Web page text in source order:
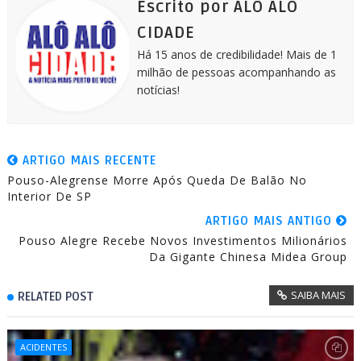
m
Escrito por ALÔ ALÔ
CIDADE
Há 15 anos de credibilidade! Mais de 1
milhão de pessoas acompanhando as
notícias!
ARTIGO MAIS RECENTE
Pouso-Alegrense Morre Após Queda De Balão No
Interior De SP
ARTIGO MAIS ANTIGO
Pouso Alegre Recebe Novos Investimentos Milionários
Da Gigante Chinesa Midea Group
RELATED POST SAIBA MAIS
ACIDENTES